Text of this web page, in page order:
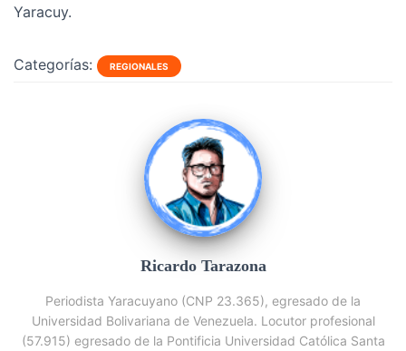
Yaracuy.
Categorías: REGIONALES
Ricardo Tarazona
Periodista Yaracuyano (CNP 23.365), egresado de la
Universidad Bolivariana de Venezuela. Locutor profesional
(57.915) egresado de la Pontificia Universidad Católica Santa